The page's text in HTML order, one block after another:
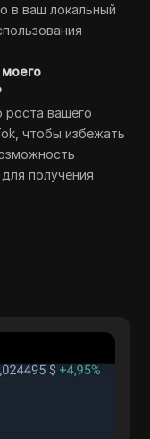
в ваш локальный
роста вашего
чтобы избежать
получения